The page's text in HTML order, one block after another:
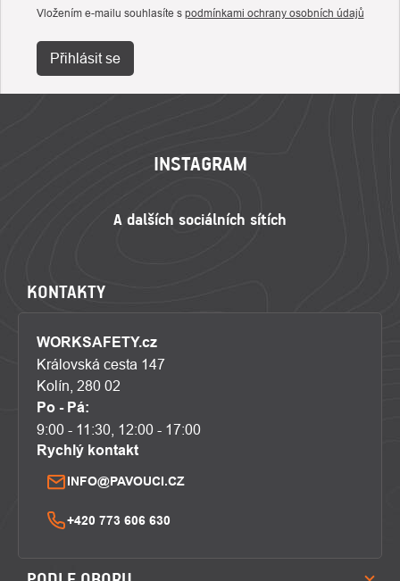
Vložením e-mailu souhlasíte s podmínkami ochrany osobních údajů
Přihlásit se
INSTAGRAM
KONTAKTY
WORKSAFETY.cz
Královská cesta 147
Kolín, 280 02
Po - Pá:
9:00 - 11:30, 12:00 - 17:00
Rychlý kontakt
INFO@PAVOUCI.CZ
+420 773 606 630